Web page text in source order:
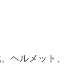
ヘルメット、